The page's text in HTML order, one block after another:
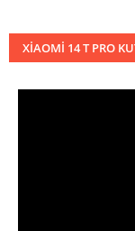
XIAOMI 14 T PRO